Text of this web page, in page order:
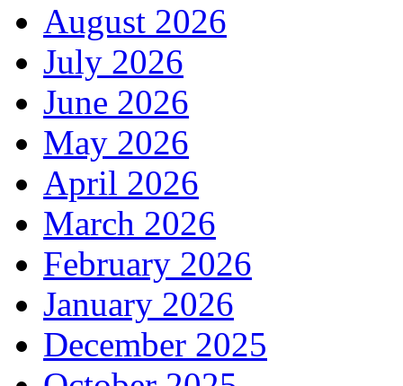
August 2026
July 2026
June 2026
May 2026
April 2026
March 2026
February 2026
January 2026
December 2025